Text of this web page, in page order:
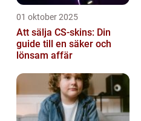
01 oktober 2025
Att sälja CS-skins: Din
guide till en säker och
lönsam affär